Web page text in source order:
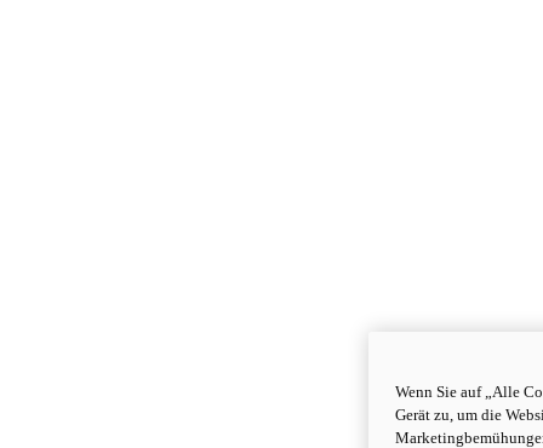
Wenn Sie auf „Alle
Gerät zu, um die